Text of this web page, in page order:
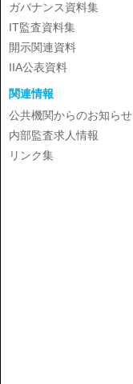
ガバナンス資料集
IT監査資料集
開示関連資料
IIA公表資料
関連情報
公共機関からのお知らせ
内部監査求人情報
リンク集